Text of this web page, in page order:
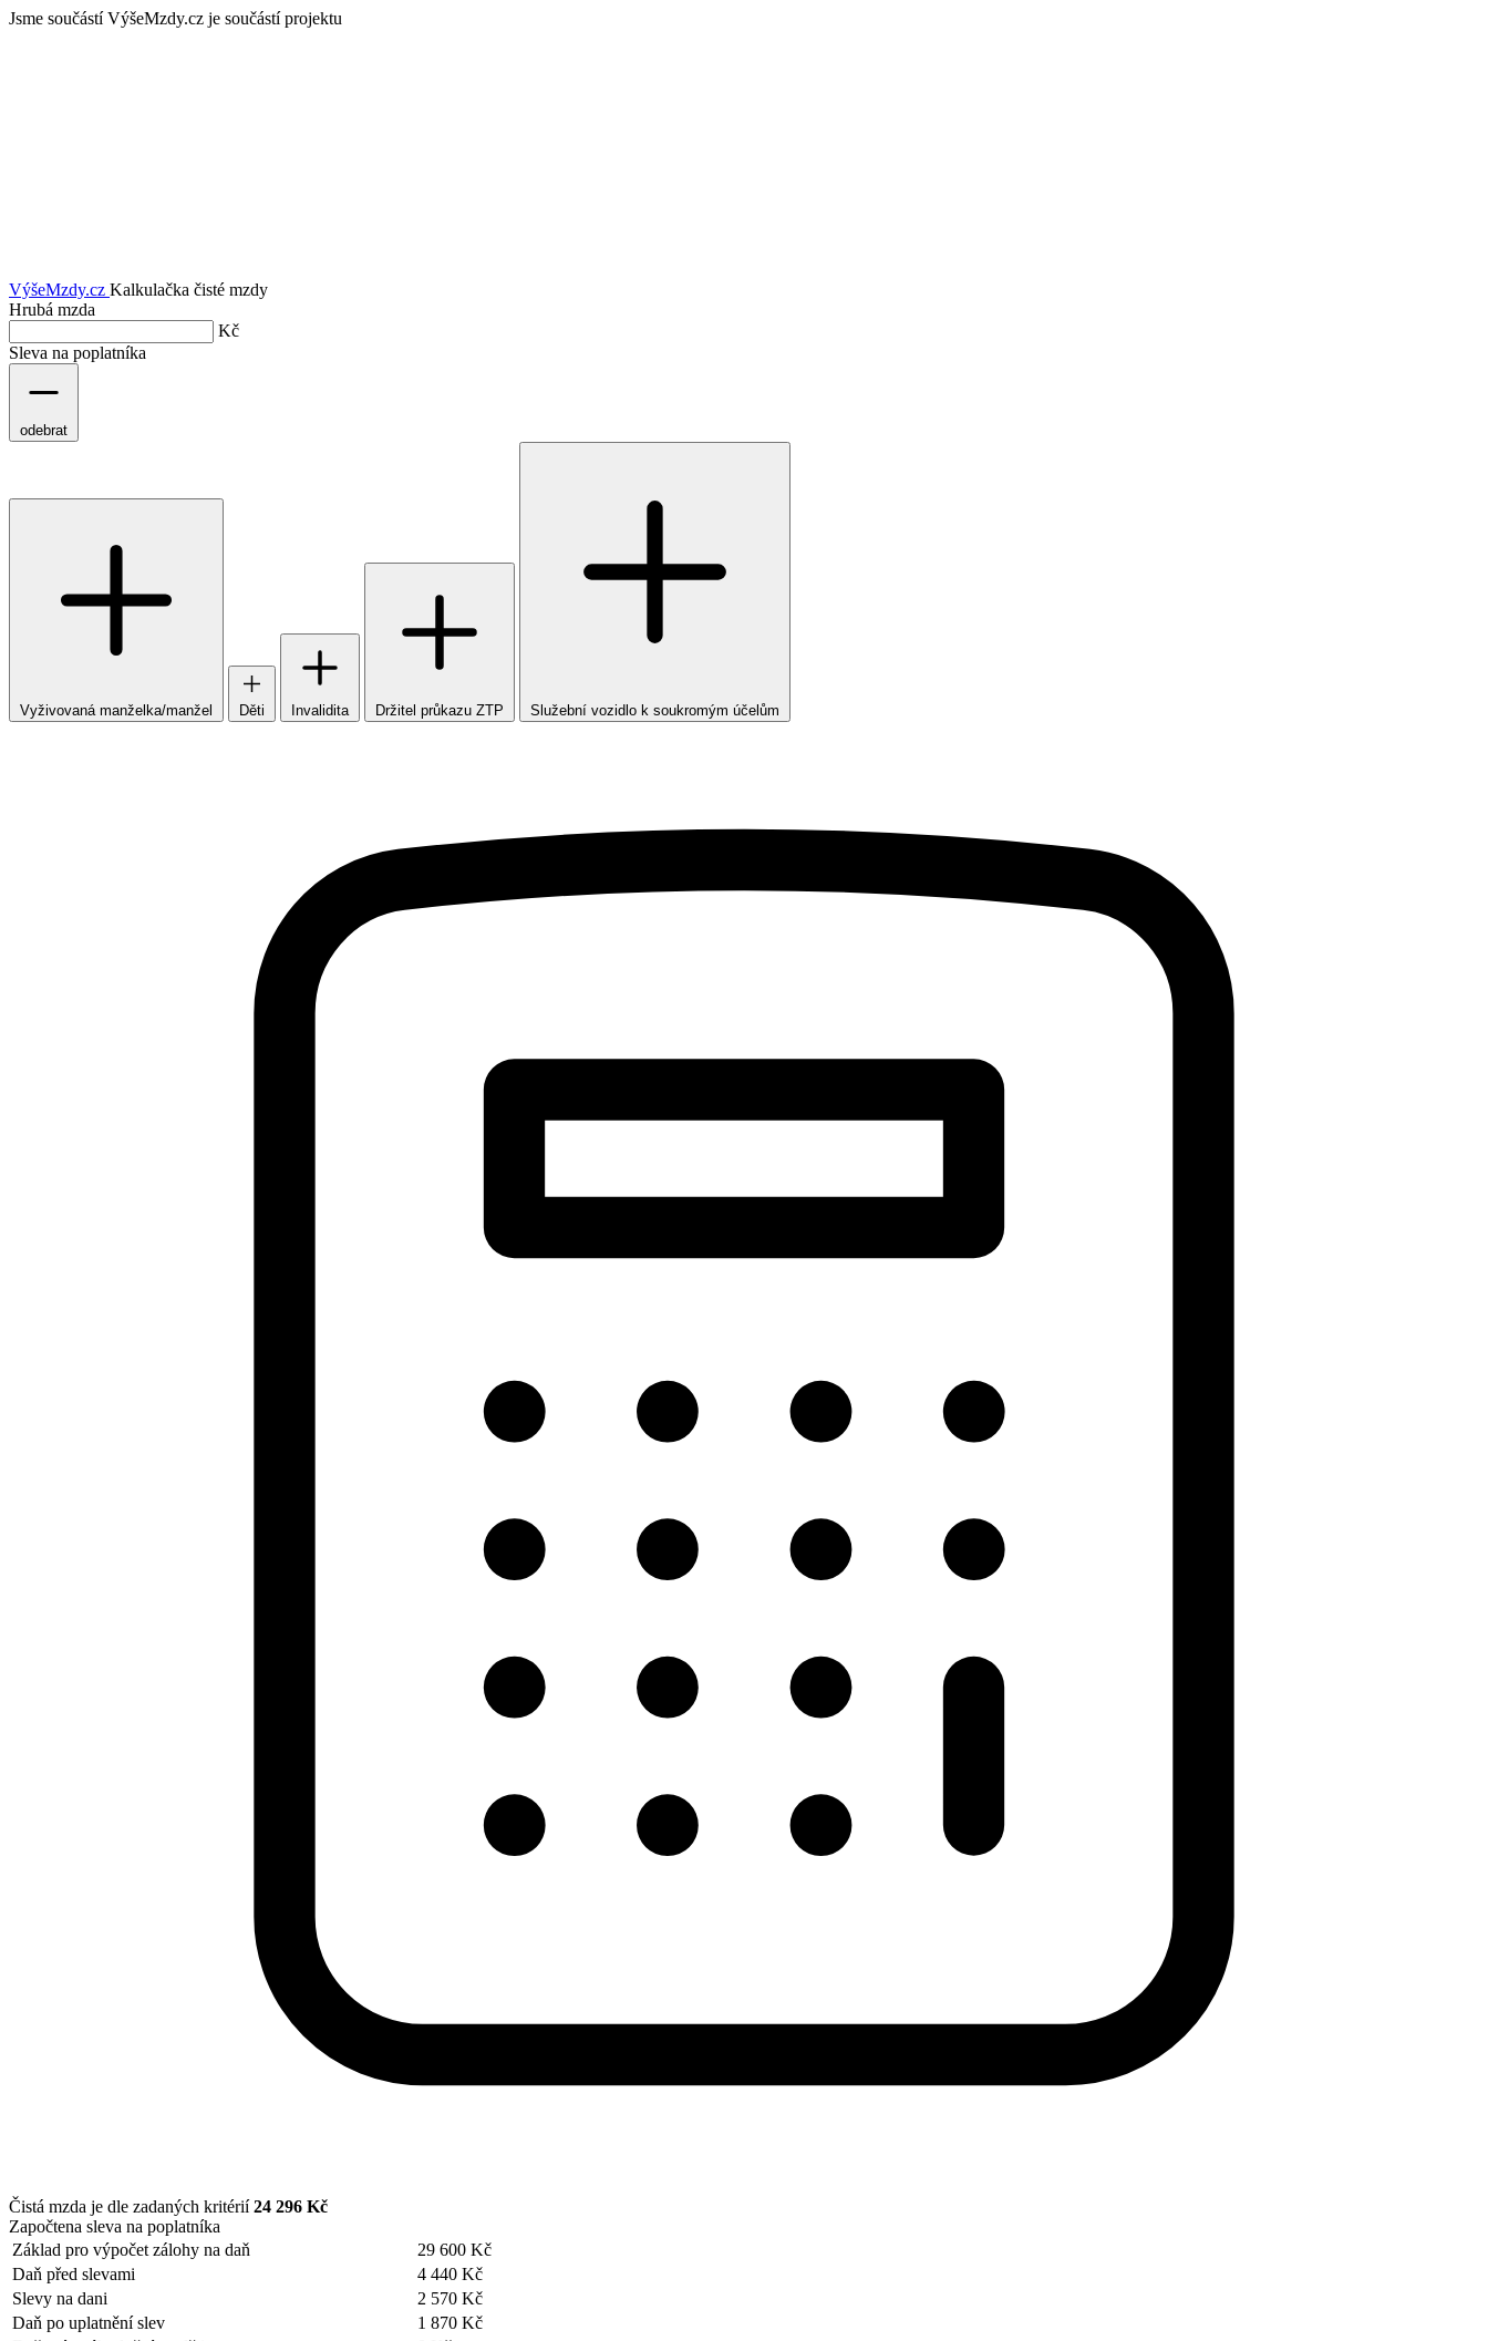
Jsme součástí VýšeMzdy.cz je součástí projektu
VýšeMzdy.cz Kalkulačka čisté mzdy
Hrubá mzda
Kč
Sleva na poplatníka
odebrat
Vyživovaná manželka/manžel Děti Invalidita Držitel průkazu ZTP Služební vozidlo k soukromým účelům
Čistá mzda je dle zadaných kritérií24 296 Kč
Započtena sleva na poplatníka
Základ pro výpočet zálohy na daň
29 600 Kč
Daň před slevami
4 440 Kč
Slevy na dani
2 570 Kč
Daň po uplatnění slev
1 870 Kč